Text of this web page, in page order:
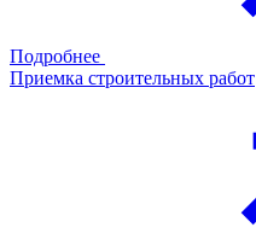
Подробнее
Приемка строительных работ